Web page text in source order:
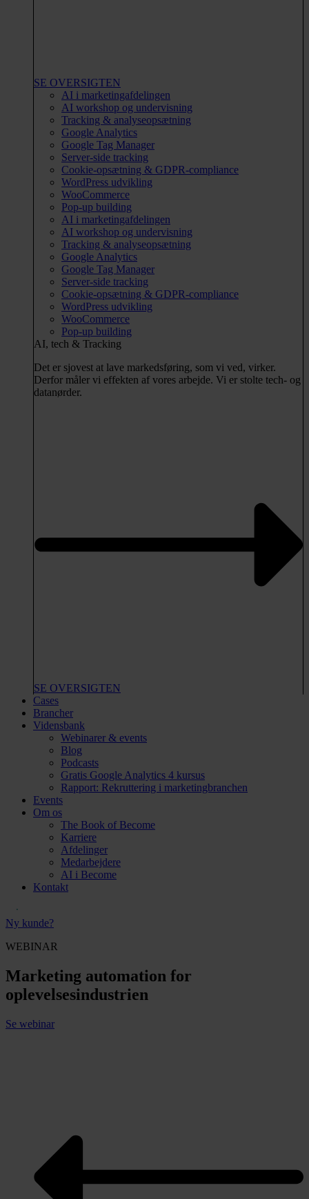
SE OVERSIGTEN
AI i marketingafdelingen
AI workshop og undervisning
Tracking & analyseopsætning
Google Analytics
Google Tag Manager
Server-side tracking
Cookie-opsætning & GDPR-compliance
WordPress udvikling
WooCommerce
Pop-up building
AI i marketingafdelingen
AI workshop og undervisning
Tracking & analyseopsætning
Google Analytics
Google Tag Manager
Server-side tracking
Cookie-opsætning & GDPR-compliance
WordPress udvikling
WooCommerce
Pop-up building
AI, tech & Tracking
Det er sjovest at lave markedsføring, som vi ved, virker.
Derfor måler vi effekten af vores arbejde. Vi er stolte tech- og
datanørder.
SE OVERSIGTEN
Cases
Brancher
Vidensbank
Webinarer & events
Blog
Podcasts
Gratis Google Analytics 4 kursus
Rapport: Rekruttering i marketingbranchen
Events
Om os
The Book of Become
Karriere
Afdelinger
Medarbejdere
AI i Become
Kontakt
Ny kunde?
WEBINAR
Marketing automation for
oplevelsesindustrien
Se webinar